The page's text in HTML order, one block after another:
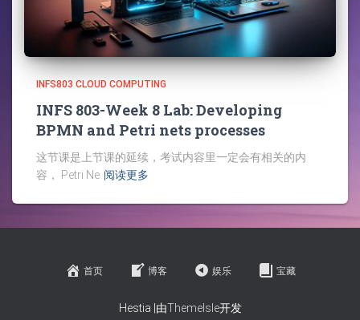
INFS803 CLOUD COMPUTING
INFS 803-Week 8 Lab: Developing
BPMN and Petri nets processes
这节课是上节课的延续，考试内容里一定会有相关的内
容， Petri Ne 阅读更多
首页 博客 娱乐 宝藏
Hestia |由ThemeIsle开发